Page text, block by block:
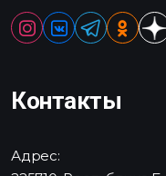
Контакты
Адрес: